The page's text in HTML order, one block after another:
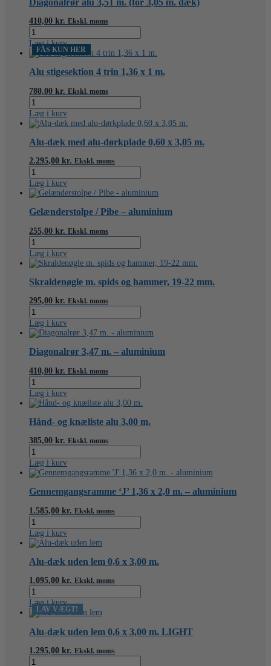
x
2
m.
antal
410,00 kr. Ekskl. moms
Diagonalrør
alu
3,51
m.
(for
3,05
m.
dæk)
antal
Læg i kurv
FÅS KUN HER
Alu stigesektion 4 trin 1,36 x 1 m.
780,00 kr. Ekskl. moms
Alu
stigesektion
4
trin
1,36
x
1
m.
antal
Læg i kurv
Alu-dæk med alu-dørkplade 0,60 x 3,05 m.
2.295,00 kr. Ekskl. moms
Alu-
dæk
med
alu-
dørkplade
0,60
x
3,05
m.
antal
Læg i kurv
Gelænderstolpe / Pibe – aluminium
255,00 kr. Ekskl. moms
Gelænderstolpe
/
Pibe
-
aluminium
antal
Læg i kurv
Skraldenøgle m. spids og hammer, 19-22 mm.
295,00 kr. Ekskl. moms
Skraldenøgle
m.
spids
og
hammer,
19-
22
mm.
antal
Læg i kurv
Diagonalrør 3,47 m. – aluminium
410,00 kr. Ekskl. moms
Diagonalrør
3,47
m.
-
aluminium
antal
Læg i kurv
Hånd- og knæliste alu 3,00 m.
385,00 kr. Ekskl. moms
Hånd-
og
knæliste
alu
3,00
m.
antal
Læg i kurv
Gennemgangsramme ‘J’ 1,36 x 2,0 m. – aluminium
1.585,00 kr. Ekskl. moms
Gennemgangsramme
'J'
1,36
x
2,0
m.
-
aluminium
antal
Læg i kurv
Alu-dæk uden lem 0,6 x 3,00 m.
1.095,00 kr. Ekskl. moms
Alu-
dæk
uden
lem
0,6
x
3,00
m.
Læg i kurv
LAV VÆGT!
Alu-dæk uden lem 0,6 x 3,00 m. LIGHT
1.295,00 kr. Ekskl. moms
Alu-